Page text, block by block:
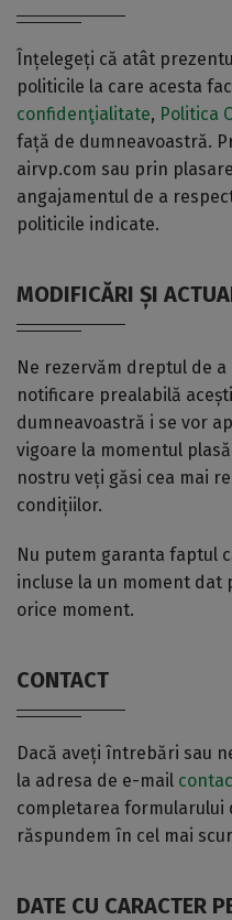
Înțelegeți că atât
politicile la care acesta
confidenţialitate, Politica
față de dumneavoastră.
airvp.com sau prin
angajamentul de a
politicile indicate.
MODIFICĂRI ȘI
Ne rezervăm dreptul de
notificare prealabilă
dumneavoastră i se vor
vigoare la momentul
nostru veți găsi cea mai
condițiilor.
Nu putem garanta faptul
incluse la un moment dat
orice moment.
CONTACT
Dacă aveți întrebări sau
la adresa de e-mail
completarea formularului
răspundem în cel mai
DATE CU CARACTER